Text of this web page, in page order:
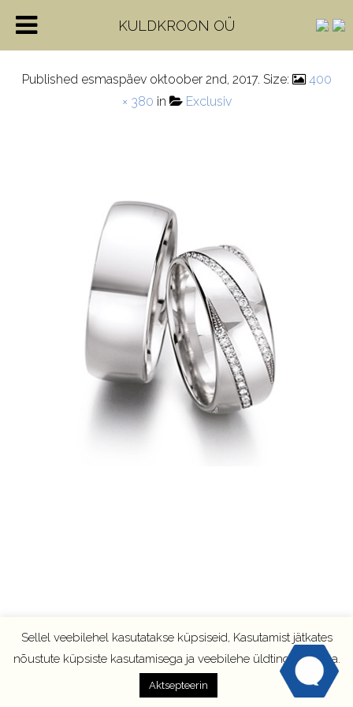
4_28002_8
Published esmaspäev oktoober 2nd, 2017. Size:
400
× 380 in Exclusiv
Sellel veebilehel kasutatakse küpsiseid, Kasutamist jätkates
nõustute küpsiste kasutamisega ja veebilehe üldtingimustega.
Aktsepteerin
KULDKROON OÜ